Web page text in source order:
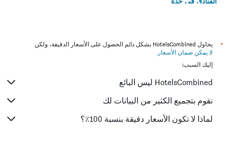
*
يحاول HotelsCombined بشكل دائم الحصول على الأسعار الدقيقة، ولكن
لا يمكن ضمان الأسعار .
إليك السبب:
HotelsCombined ليس البائع
نقوم بتجميع الكثير من البيانات لك
لماذا لا تكون الأسعار دقيقة بنسبة 100٪؟